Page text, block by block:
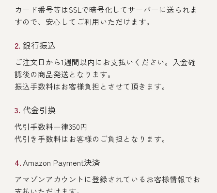
カード番号等はSSLで暗号化してサーバーに送られま
すので、安心してご利用いただけます。
銀行振込
ご注文日から1週間以内にお支払いください。入金確
認後の商品発送となります。
振込手数料はお客様負担とさせて頂きます。
代金引換
代引手数料一律350円
代引き手数料はお客様のご負担となります。
Amazon Payment決済
アマゾンアカウントに登録されているお客様情報でお